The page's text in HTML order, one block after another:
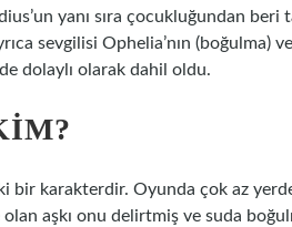
yanı sıra çocukluğundan beri
sevgilisi Ophelia’nın (boğulma)
dolaylı olarak dahil oldu.
bir karakterdir. Oyunda çok az
aşkı onu delirtmiş ve suda